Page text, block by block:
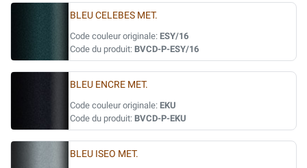
BLEU CELEBES MET.
Code couleur originale: ESY/16
Code du produit: BVCD-P-ESY/16
BLEU ENCRE MET.
Code couleur originale: EKU
Code du produit: BVCD-P-EKU
BLEU ISEO MET.